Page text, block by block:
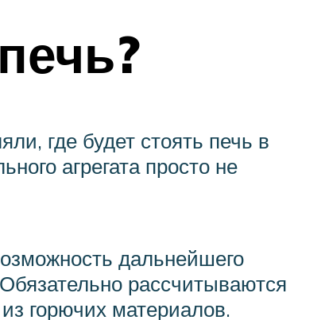
где будет стоять печь в
агрегата просто не
дальнейшего
рассчитываются
горючих материалов.